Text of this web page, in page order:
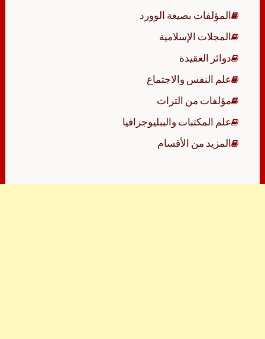
المؤلفات بصيغة الوورد
المجلات الإسلامية
دوائر العقيدة
علم النفس والاجتماع
مؤلفات من التراث
علم المكتبات والببليوجرافيا
المزيد من الأقسام